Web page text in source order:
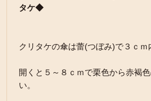
タケ◆
クリタケの傘は蕾(つぼみ)で３ｃｍ
開くと５～８ｃｍで栗色から赤褐
い。